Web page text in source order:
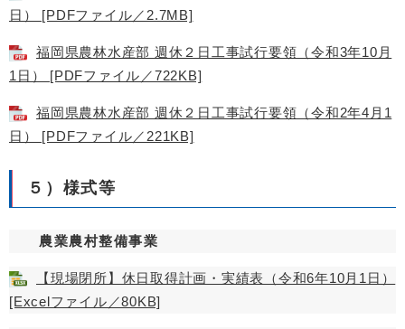
日） [PDFファイル／2.7MB]
福岡県農林水産部 週休２日工事試行要領（令和3年10月
1日） [PDFファイル／722KB]
福岡県農林水産部 週休２日工事試行要領（令和2年4月1
日） [PDFファイル／221KB]
５）様式等
農業農村整備事業
【現場閉所】休日取得計画・実績表（令和6年10月1日）
[Excelファイル／80KB]